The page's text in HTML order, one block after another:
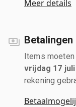
Meer details
Betalingen
Items
vrijdag 17
rekening